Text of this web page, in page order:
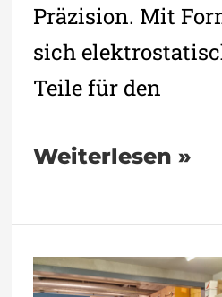
Präzision. Mit
sich
Teile für den
Weiterlesen »
PROFORM